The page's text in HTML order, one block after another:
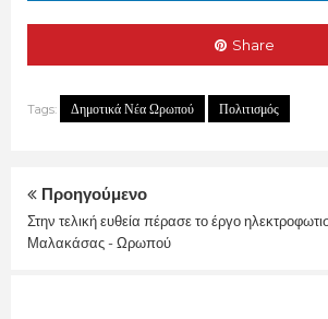
Share
Tags: Δημοτικά Νέα Ωρωπού Πολιτισμός
Προηγούμενο
Στην τελική ευθεία πέρασε το έργο
Μαλακάσας - Ωρωπού